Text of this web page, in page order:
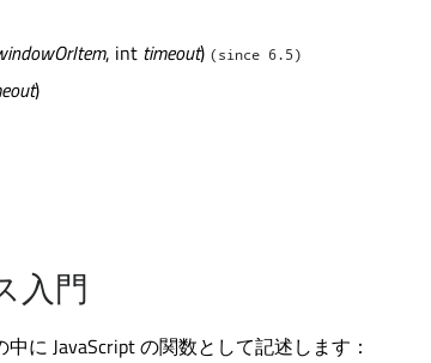
, int timeout) (since 6.5)
)
入門
に JavaScript の関数として記述します：